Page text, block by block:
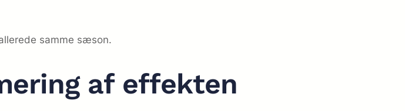
samme sæson.
af effekten